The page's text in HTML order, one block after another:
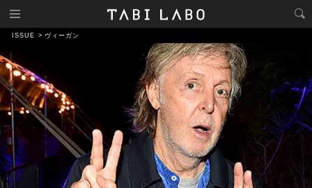
ISSUE ヴィーガン